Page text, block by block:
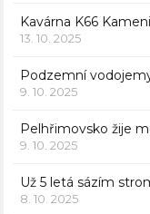
Kavárna K66
13. 10. 2025
Podzemní
9. 10. 2025
Pelhřimovsko žije
9. 10. 2025
Už 5 letá sázím
8. 10. 2025